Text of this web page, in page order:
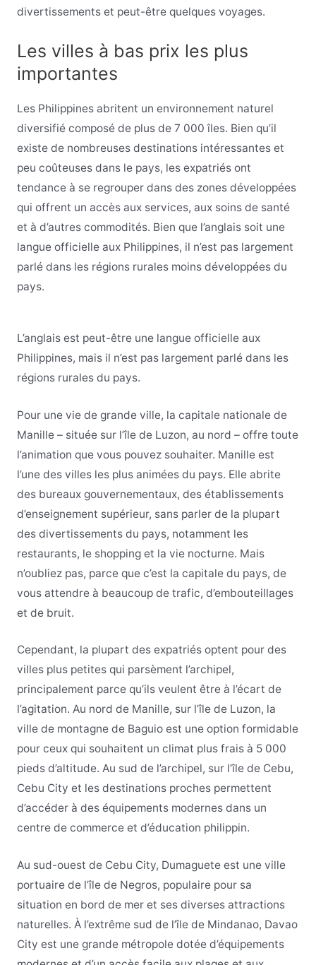
divertissements et peut-être quelques voyages.
Les villes à bas prix les plus
importantes
Les Philippines abritent un environnement naturel
diversifié composé de plus de 7 000 îles. Bien qu’il
existe de nombreuses destinations intéressantes et
peu coûteuses dans le pays, les expatriés ont
tendance à se regrouper dans des zones développées
qui offrent un accès aux services, aux soins de santé
et à d’autres commodités. Bien que l’anglais soit une
langue officielle aux Philippines, il n’est pas largement
parlé dans les régions rurales moins développées du
pays.
L’anglais est peut-être une langue officielle aux
Philippines, mais il n’est pas largement parlé dans les
régions rurales du pays.
Pour une vie de grande ville, la capitale nationale de
Manille – située sur l’île de Luzon, au nord – offre toute
l’animation que vous pouvez souhaiter. Manille est
l’une des villes les plus animées du pays. Elle abrite
des bureaux gouvernementaux, des établissements
d’enseignement supérieur, sans parler de la plupart
des divertissements du pays, notamment les
restaurants, le shopping et la vie nocturne. Mais
n’oubliez pas, parce que c’est la capitale du pays, de
vous attendre à beaucoup de trafic, d’embouteillages
et de bruit.
Cependant, la plupart des expatriés optent pour des
villes plus petites qui parsèment l’archipel,
principalement parce qu’ils veulent être à l’écart de
l’agitation. Au nord de Manille, sur l’île de Luzon, la
ville de montagne de Baguio est une option formidable
pour ceux qui souhaitent un climat plus frais à 5 000
pieds d’altitude. Au sud de l’archipel, sur l’île de Cebu,
Cebu City et les destinations proches permettent
d’accéder à des équipements modernes dans un
centre de commerce et d’éducation philippin.
Au sud-ouest de Cebu City, Dumaguete est une ville
portuaire de l’île de Negros, populaire pour sa
situation en bord de mer et ses diverses attractions
naturelles. À l’extrême sud de l’île de Mindanao, Davao
City est une grande métropole dotée d’équipements